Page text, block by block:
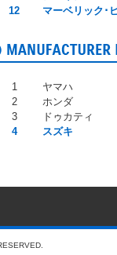
12
マーベリック･
1
ヤマハ
2
ホンダ
3
ドゥカティ
4
スズキ